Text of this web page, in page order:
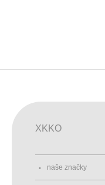
XKKO
naše značky